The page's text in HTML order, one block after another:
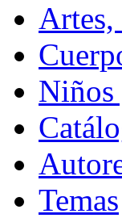
Artes,
Niños
Temas